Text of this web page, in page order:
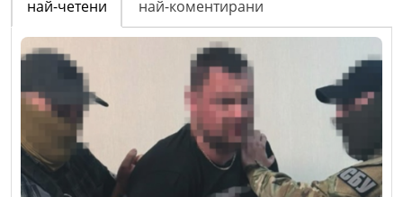
най-четени най-коментирани